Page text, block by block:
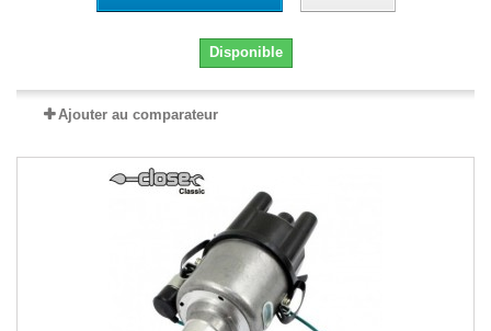
Disponible
Ajouter au comparateur